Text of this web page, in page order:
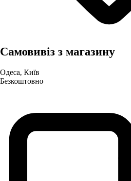
Самовивіз з магазину
Одеса, Київ
Безкоштовно